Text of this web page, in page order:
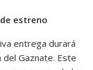
estreno
entrega durará
Gaznate. Este